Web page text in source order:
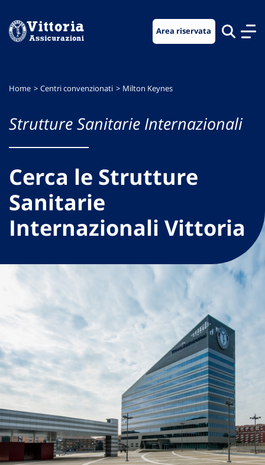
menu
contenuto
footer
Area riservata
Home Centri convenzionati Milton Keynes
Strutture Sanitarie Internazionali
Cerca le Strutture
Sanitarie
Internazionali Vittoria